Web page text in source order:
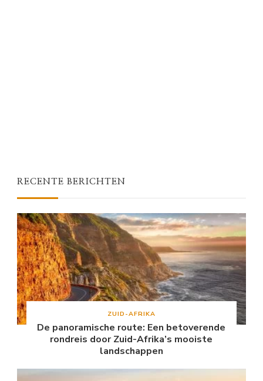
RECENTE BERICHTEN
ZUID-AFRIKA
De panoramische route: Een betoverende
rondreis door Zuid-Afrika’s mooiste
landschappen